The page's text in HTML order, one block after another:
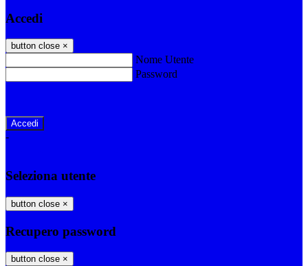
Accedi
button close ×
Nome Utente
Password
-
Seleziona utente
button close ×
Recupero password
button close ×